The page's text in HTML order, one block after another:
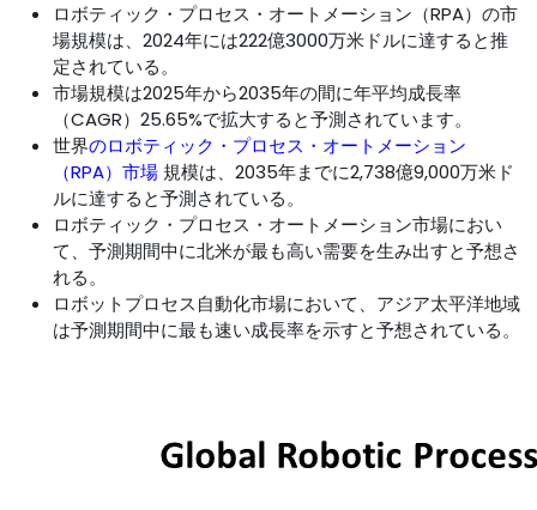
ロボティック・プロセス・オートメーション（RPA）の市
場規模は、2024年には222億3000万米ドルに達すると推
定されている。
市場規模は2025年から2035年の間に年平均成長率
（CAGR）25.65%で拡大すると予測されています。
世界のロボティック・プロセス・オートメーション
（RPA）市場 規模は、2035年までに2,738億9,000万米ド
ルに達すると予測されている。
ロボティック・プロセス・オートメーション市場におい
て、予測期間中に北米が最も高い需要を生み出すと予想さ
れる。
ロボットプロセス自動化市場において、アジア太平洋地域
は予測期間中に最も速い成長率を示すと予想されている。